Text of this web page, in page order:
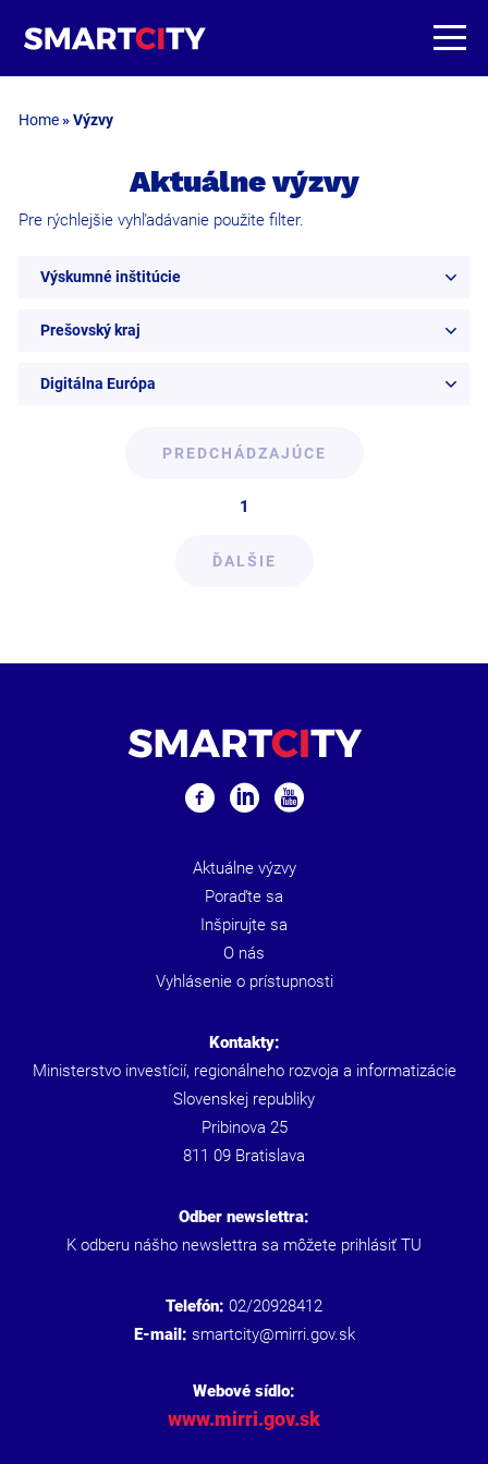
Home»Výzvy
Aktuálne výzvy
Pre rýchlejšie vyhľadávanie použite filter.
Výskumné inštitúcie
Prešovský kraj
Digitálna Európa
PREDCHÁDZAJÚCE
1
ĎALŠIE
Aktuálne výzvy
Poraďte sa
Inšpirujte sa
O nás
Vyhlásenie o prístupnosti
Kontakty:
Ministerstvo investícií, regionálneho rozvoja a informatizácie
Slovenskej republiky
Pribinova 25
811 09 Bratislava
Odber newslettra:
K odberu nášho newslettra sa môžete prihlásiť TU
Telefón: 02/20928412
E-mail: smartcity@mirri.gov.sk
Webové sídlo:
www.mirri.gov.sk